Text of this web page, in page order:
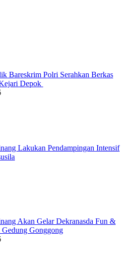
Bareskrim Polri Serahkan Berkas
Depok
Lakukan Pendampingan Intensif
Akan Gelar Dekranasda Fun &
Gonggong